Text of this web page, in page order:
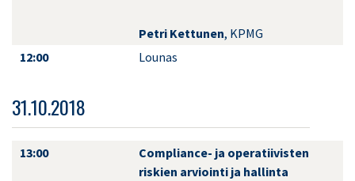
Petri Kettunen, KPMG
12:00
Lounas
31.10.2018
13:00
Compliance- ja operatiivisten
riskien arviointi ja hallinta